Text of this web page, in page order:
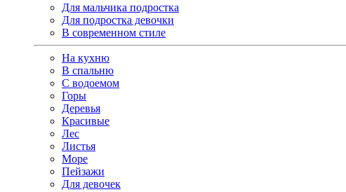
Для мальчика подростка
Для подростка девочки
В современном стиле
На кухню
В спальню
С водоемом
Горы
Деревья
Красивые
Лес
Листья
Море
Пейзажи
Для девочек